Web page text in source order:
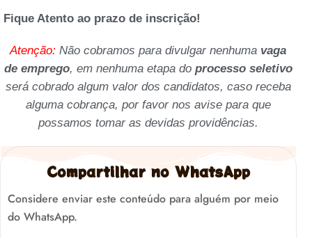
Fique Atento ao prazo de inscrição!
Atenção: Não cobramos para divulgar nenhuma vaga
de emprego, em nenhuma etapa do processo seletivo
será cobrado algum valor dos candidatos, caso receba
alguma cobrança, por favor nos avise para que
possamos tomar as devidas providências.
Compartilhar no WhatsApp
Considere enviar este conteúdo para alguém por meio
do WhatsApp.